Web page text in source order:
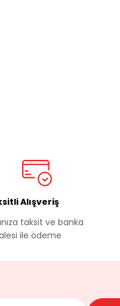
Alışveriş
taksit ve banka
ile ödeme